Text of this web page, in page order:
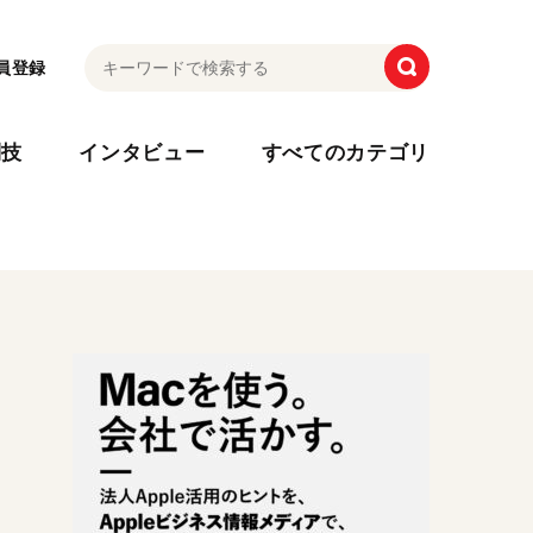
登録
インタビュー すべてのカテゴリ